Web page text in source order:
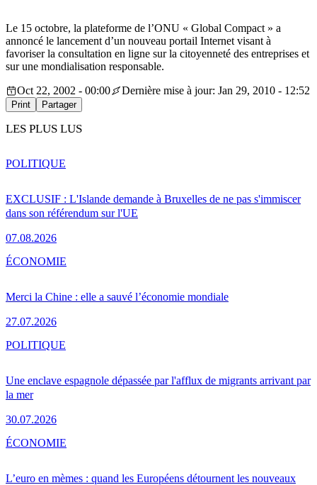
Le 15 octobre, la plateforme de l’ONU « Global Compact » a
annoncé le lancement d’un nouveau portail Internet visant à
favoriser la consultation en ligne sur la citoyenneté des entreprises et
sur une mondialisation responsable.
Oct 22, 2002 - 00:00
Dernière mise à jour: Jan 29, 2010 - 12:52
Print Partager
LES PLUS LUS
EXCLUSIF : L'Islande demande à Bruxelles de ne pas s'immiscer
dans son référendum sur l'UE
07.08.2026
POLITIQUE
Merci la Chine : elle a sauvé l’économie mondiale
27.07.2026
ÉCONOMIE
Une enclave espagnole dépassée par l'afflux de migrants arrivant par
la mer
30.07.2026
POLITIQUE
L’euro en mèmes : quand les Européens détournent les nouveaux
ÉCONOMIE